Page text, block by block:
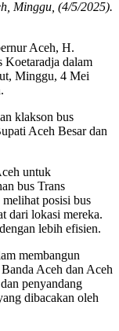
Minggu, (4/5/2025).
Aceh, H.
Koetaradja dalam
Minggu, 4 Mei
klakson bus
Aceh Besar dan
untuk
bus Trans
posisi bus
dari lokasi mereka.
lebih efisien.
membangun
Aceh dan Aceh
penyandang
dibacakan oleh